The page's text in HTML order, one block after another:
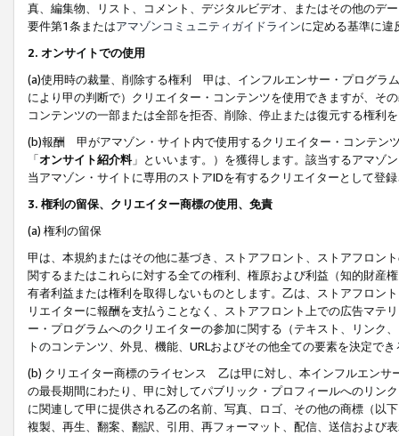
真、編集物、リスト、コメント、デジタルビデオ、またはその他のデ
要件第1条またはアマゾンコミュニティガイドラインに定める基準に違
2. オンサイトでの使用
(a)使用時の裁量、削除する権利 甲は、インフルエンサー・プログラ
により甲の判断で）クリエイター・コンテンツを使用できますが、そ
コンテンツの一部または全部を拒否、削除、停止または復元する権利
(b)報酬 甲がアマゾン・サイト内で使用するクリエイター・コンテン
「オンサイト紹介料」といいます。）を獲得します。該当するアマゾ
当アマゾン・サイトに専用のストアIDを有するクリエイターとして登
3. 権利の留保、クリエイター商標の使用、免責
(a) 権利の留保
甲は、本規約またはその他に基づき、ストアフロント、ストアフロン
関するまたはこれらに対する全ての権利、権原および利益（知的財産
有者利益または権利を取得しないものとします。乙は、ストアフロン
リエイターに報酬を支払うことなく、ストアフロント上での広告マテ
ー・プログラムへのクリエイターの参加に関する（テキスト、リンク
トのコンテンツ、外見、機能、URLおよびその他全ての要素を決定で
(b) クリエイター商標のライセンス 乙は甲に対し、本インフルエンサ
の最長期間にわたり、甲に対してパブリック・プロフィールへのリン
に関連して甲に提供される乙の名前、写真、ロゴ、その他の商標（以
複製、再生、翻案、翻訳、引用、再フォーマット、配信、送信および